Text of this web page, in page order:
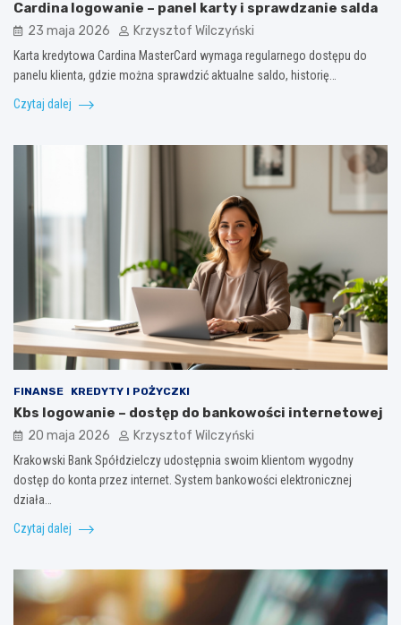
Cardina logowanie – panel karty i sprawdzanie salda
23 maja 2026 Krzysztof Wilczyński
Karta kredytowa Cardina MasterCard wymaga regularnego dostępu do
panelu klienta, gdzie można sprawdzić aktualne saldo, historię…
Czytaj dalej
FINANSE KREDYTY I POŻYCZKI
Kbs logowanie – dostęp do bankowości internetowej
20 maja 2026 Krzysztof Wilczyński
Krakowski Bank Spółdzielczy udostępnia swoim klientom wygodny
dostęp do konta przez internet. System bankowości elektronicznej
działa…
Czytaj dalej